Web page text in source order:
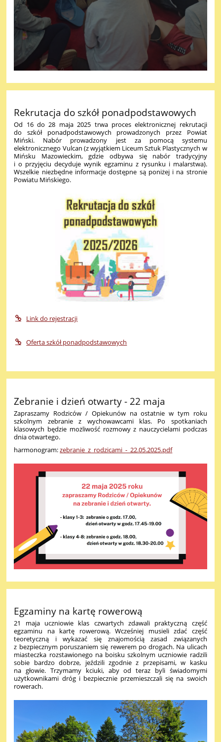
Rekrutacja do szkół ponadpodstawowych
Od 16 do 28 maja 2025 trwa proces elektronicznej rekrutacji
do szkół ponadpodstawowych prowadzonych przez Powiat
Miński. Nabór prowadzony jest za pomocą systemu
elektronicznego Vulcan (z wyjątkiem Liceum Sztuk Plastycznych w
Mińsku Mazowieckim, gdzie odbywa się nabór tradycyjny
i o przyjęciu decyduje wynik egzaminu z rysunku i malarstwa).
Wszelkie niezbędne informacje dostępne są poniżej i na stronie
Powiatu Mińskiego.
Link do rejestracji
Oferta szkół ponadpodstawowych
Zebranie i dzień otwarty - 22 maja
Zapraszamy Rodziców / Opiekunów na ostatnie w tym roku
szkolnym zebranie z wychowawcami klas. Po spotkaniach
klasowych będzie możliwość rozmowy z nauczycielami podczas
dnia otwartego.
harmonogram:zebranie_z_rodzicami_-_22.05.2025.pdf
Egzaminy na kartę rowerową
21 maja uczniowie klas czwartych zdawali praktyczną część
egzaminu na kartę rowerową. Wcześniej musieli zdać część
teoretyczną i wykazać się znajomością zasad związanych
z bezpiecznym poruszaniem się rewerem po drogach. Na ulicach
miasteczka rozstawionego na boisku szkolnym uczniowie radzili
sobie bardzo dobrze, jeździli zgodnie z przepisami, w kasku
na głowie. Trzymamy kciuki, aby od teraz byli świadomymi
użytkownikami dróg i bezpiecznie przemieszczali się na swoich
rowerach.